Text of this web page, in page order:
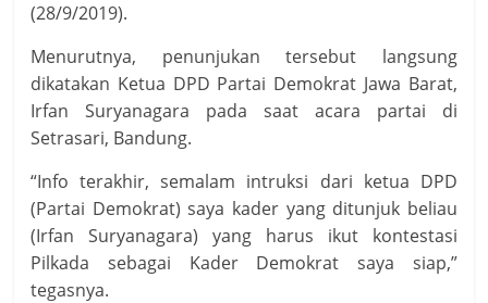
(28/9/2019).
Menurutnya, penunjukan tersebut langsung
dikatakan Ketua DPD Partai Demokrat Jawa Barat,
Irfan Suryanagara pada saat acara partai di
Setrasari, Bandung.
“Info terakhir, semalam intruksi dari ketua DPD
(Partai Demokrat) saya kader yang ditunjuk beliau
(Irfan Suryanagara) yang harus ikut kontestasi
Pilkada sebagai Kader Demokrat saya siap,”
tegasnya.